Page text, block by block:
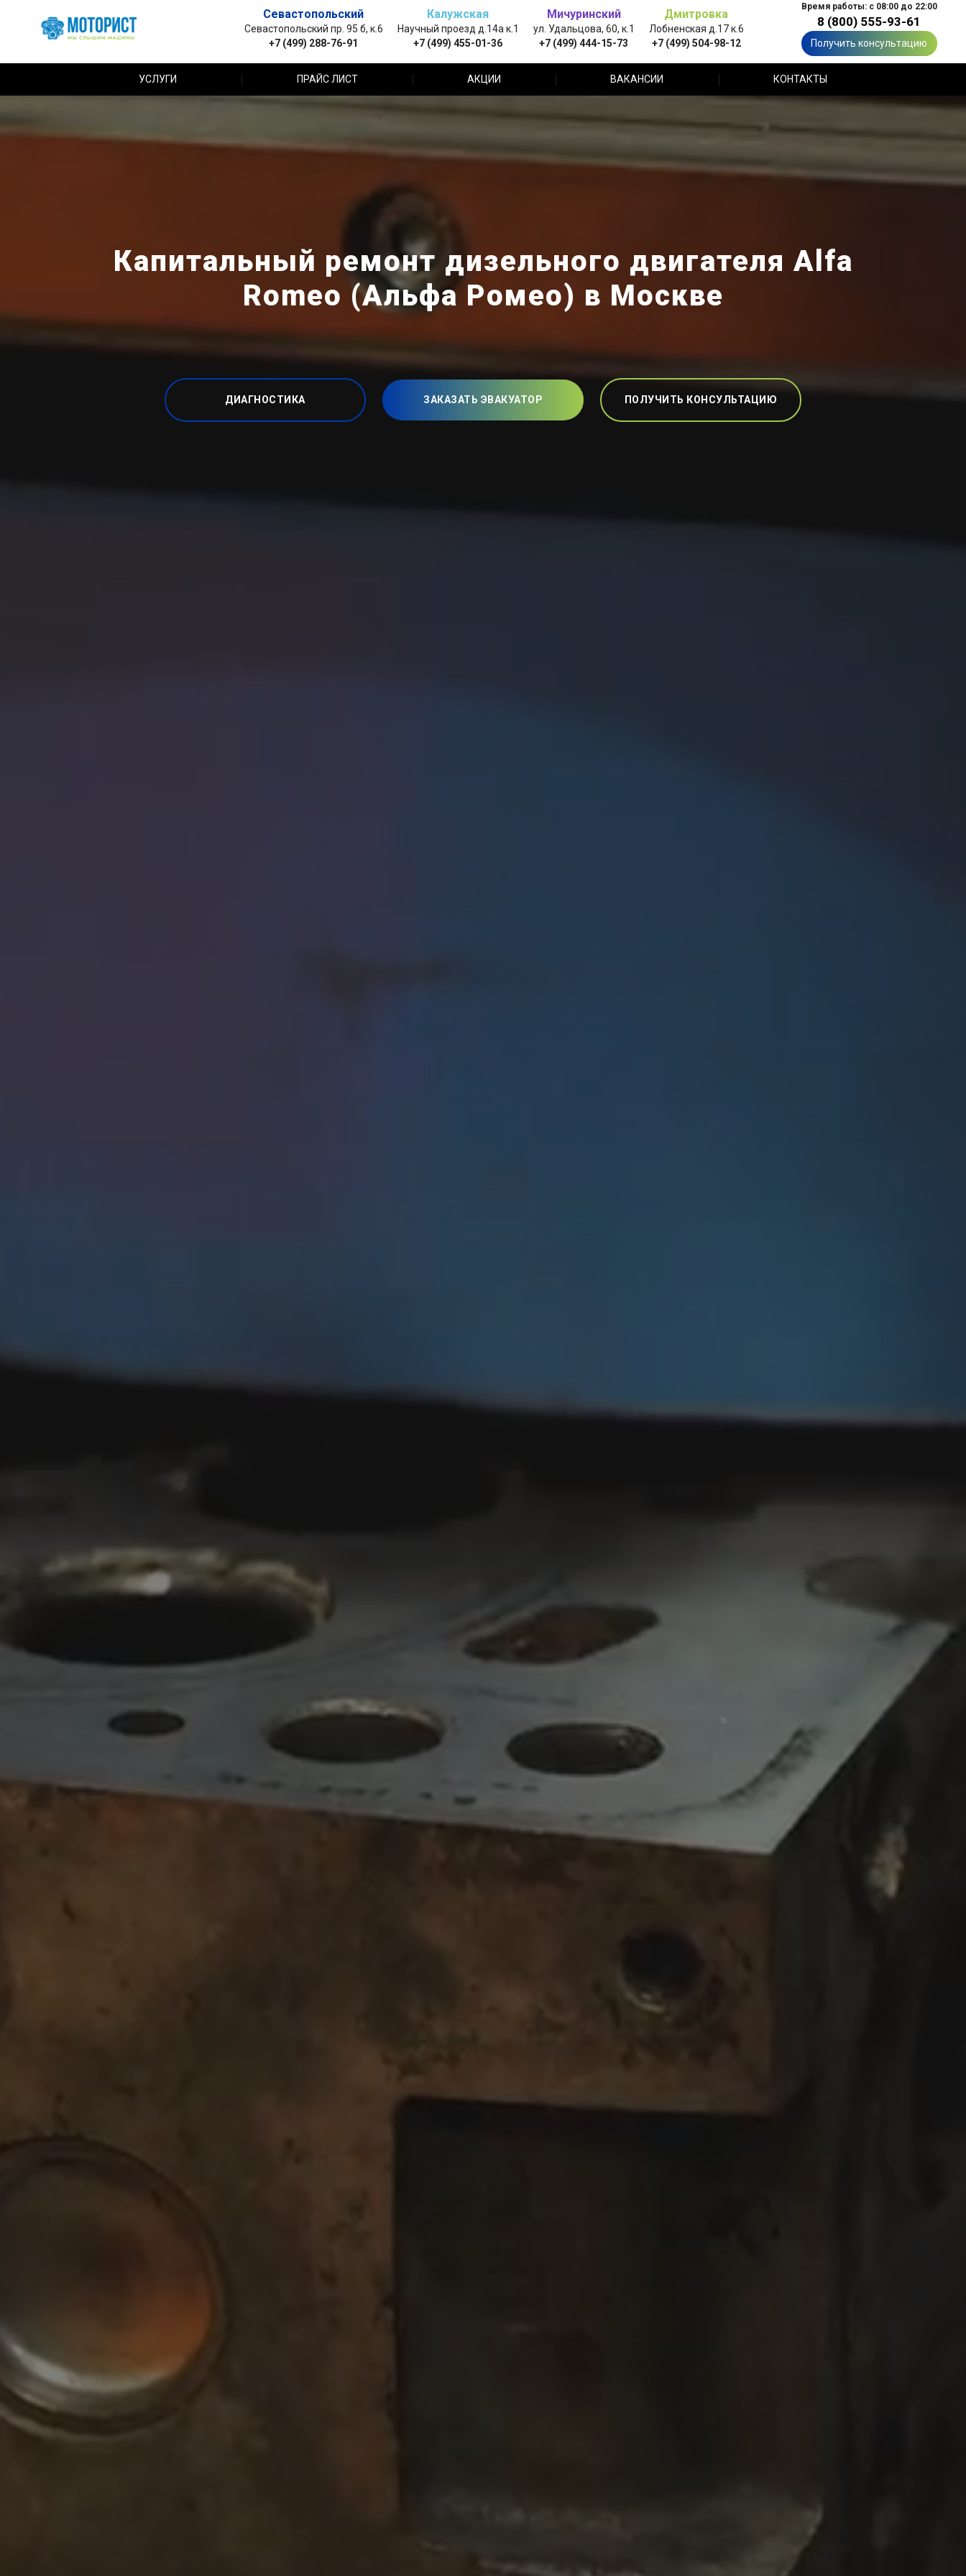
Севастопольский
Севастопольский пр. 95 б, к.6
+7 (499) 288-76-91
Калужская
Научный проезд д.14а к.1
+7 (499) 455-01-36
Мичуринский
ул. Удальцова, 60, к.1
+7 (499) 444-15-73
Дмитровка
Лобненская д.17 к.6
+7 (499) 504-98-12
Время работы: с 08:00 до 22:00
8 (800) 555-93-61
Получить консультацию
УСЛУГИ ПРАЙС ЛИСТ АКЦИИ ВАКАНСИИ КОНТАКТЫ
Капитальный ремонт дизельного двигателя Alfa
Romeo (Альфа Ромео) в Москве
ДИАГНОСТИКА ЗАКАЗАТЬ ЭВАКУАТОР ПОЛУЧИТЬ КОНСУЛЬТАЦИЮ